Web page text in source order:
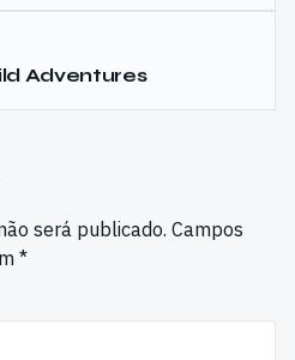
Adventures
será publicado. Campos
*